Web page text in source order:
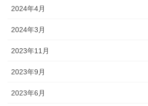
2024年4月
2024年3月
2023年11月
2023年9月
2023年6月